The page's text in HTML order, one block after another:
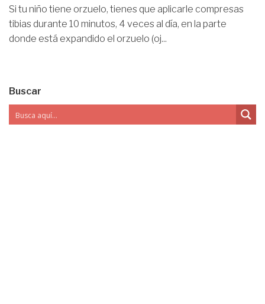
Si tu niño tiene orzuelo, tienes que aplicarle compresas
tibias durante 10 minutos, 4 veces al día, en la parte
donde está expandido el orzuelo (oj...
Buscar